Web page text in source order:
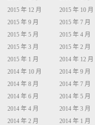
2015 年 12 月
2015 年 10 月
2015 年 9 月
2015 年 7 月
2015 年 5 月
2015 年 4 月
2015 年 3 月
2015 年 2 月
2015 年 1 月
2014 年 12 月
2014 年 10 月
2014 年 9 月
2014 年 8 月
2014 年 7 月
2014 年 6 月
2014 年 5 月
2014 年 4 月
2014 年 3 月
2014 年 2 月
2014 年 1 月